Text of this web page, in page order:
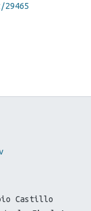
Castillo